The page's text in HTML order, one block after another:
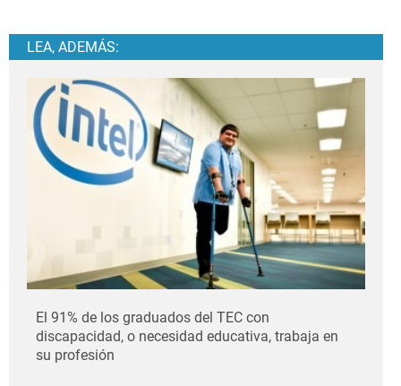
LEA, ADEMÁS:
El 91% de los graduados del TEC con
discapacidad, o necesidad educativa, trabaja en
su profesión